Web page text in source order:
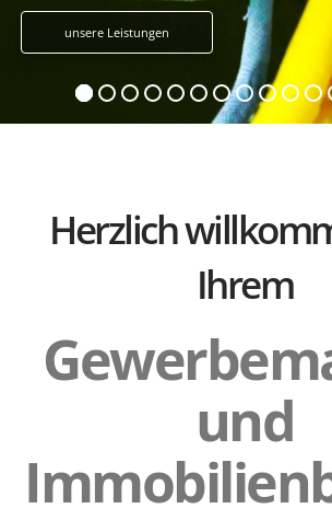
unsere Leistungen
Herzlich
Ihrem
und